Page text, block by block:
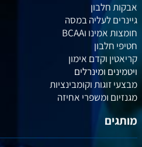
אבקות חלבון
גיינרים לעליה במסה
חומצות אמינו וBCAA
חטיפי חלבון
קריאטין וקדם אימון
ויטמינים ומינרלים
מבצעי זוגות וקומבינציות
מגנזיום ומשפרי אחיזה
מותגים